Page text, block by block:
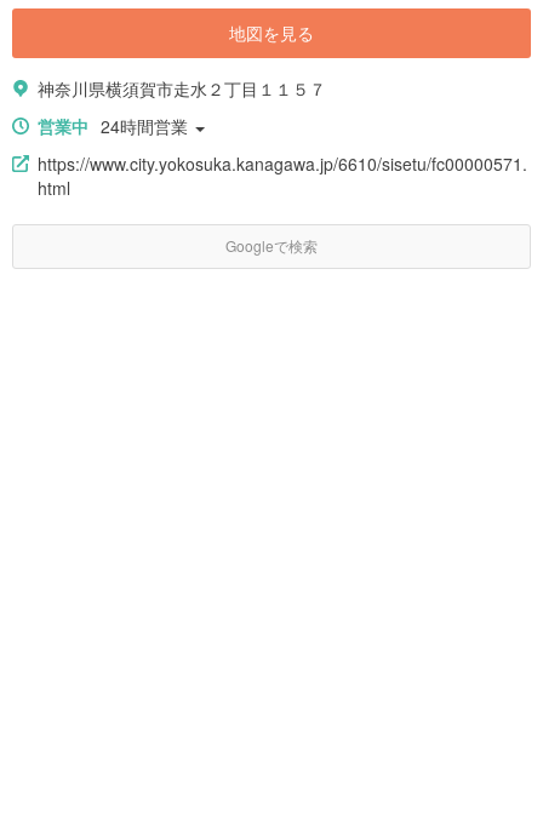
地図を見る
神奈川県横須賀市走水２丁目１１５７
営業中 24時間営業
https://www.city.yokosuka.kanagawa.jp/6610/sisetu/fc00000571.
html
Googleで検索